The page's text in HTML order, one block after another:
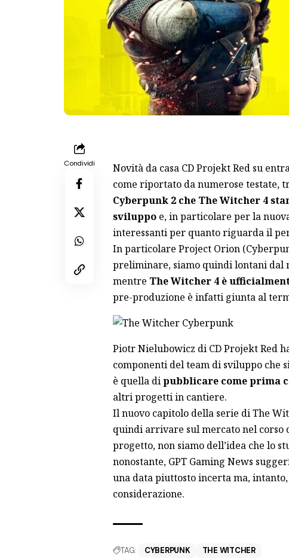
Condividi
Novità da casa CD Projekt Red su
come riportato da numerose testate,
Cyberpunk 2 che The Witcher 4
sviluppoe, in particolare per la
interessanti per quanto riguarda il
In particolare Project Orion
preliminare, siamo quindi lontani
mentre The Witcher 4 è
pre-produzione è infatti giunta al
Piotr Nielubowicz di CD Projekt Red
componenti del team di sviluppo che
è quella dipubblicare come prima
altri progetti in cantiere.
Il nuovo capitolo della serie di The
quindi arrivare sul mercato nel corso
progetto, non siamo dell’idea che lo
nonostante, GPT Gaming News
una data piuttosto incerta ma,
considerazione.
TAG: CYBERPUNK THE WITCHER